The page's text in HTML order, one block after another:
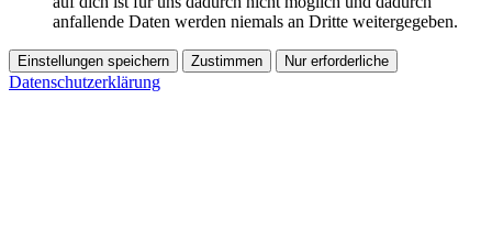
anfallende Daten werden niemals an Dritte weitergegeben.
Einstellungen speichern Zustimmen Nur erforderliche
Datenschutzerklärung